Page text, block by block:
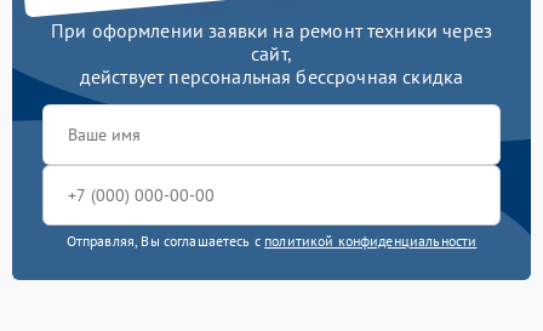
При оформлении заявки на ремонт техники через
сайт,
действует персональная бессрочная скидка
Отправляя, Вы соглашаетесь с политикой конфиденциальности